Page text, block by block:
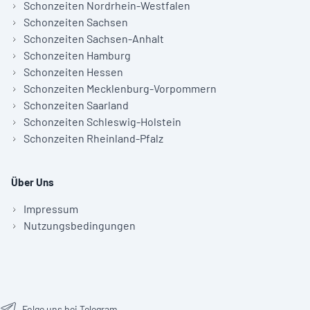
Schonzeiten Nordrhein-Westfalen
Schonzeiten Sachsen
Schonzeiten Sachsen-Anhalt
Schonzeiten Hamburg
Schonzeiten Hessen
Schonzeiten Mecklenburg-Vorpommern
Schonzeiten Saarland
Schonzeiten Schleswig-Holstein
Schonzeiten Rheinland-Pfalz
Über Uns
Impressum
Nutzungsbedingungen